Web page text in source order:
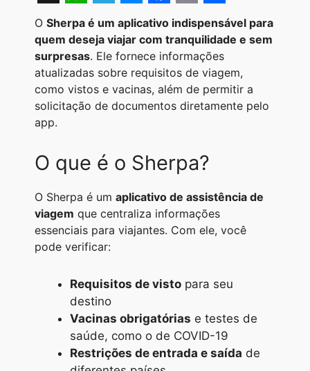
X W
h
a
t
s
p
T
e
l
e
g
a
m
M
e
s
s
e
e
r
F
a
c
e
b
k
C
o
p
y
L
k
S
h
a
r
e
O Sherpa é um aplicativo indispensável para
quem deseja viajar com tranquilidade e sem
surpresas. Ele fornece informações
atualizadas sobre requisitos de viagem,
como vistos e vacinas, além de permitir a
solicitação de documentos diretamente pelo
app.
O que é o Sherpa?
O Sherpa é um aplicativo de assistência de
viagem que centraliza informações
essenciais para viajantes. Com ele, você
pode verificar:
Requisitos de visto para seu
destino
Vacinas obrigatórias e testes de
saúde, como o de COVID-19
Restrições de entrada e saída de